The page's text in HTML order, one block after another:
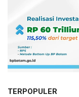
TERPOPULER